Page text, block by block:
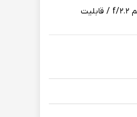
دارای ۱ حسگر دوربین | حسگر از نوع عریض با رزولوشن ۵ مگاپیکسل - دریچه دیافراگم f/۲.۲ / قابلیت